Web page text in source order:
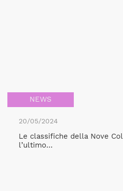
NEWS
20/05/2024
Le classifiche della Nove
l’ultimo…